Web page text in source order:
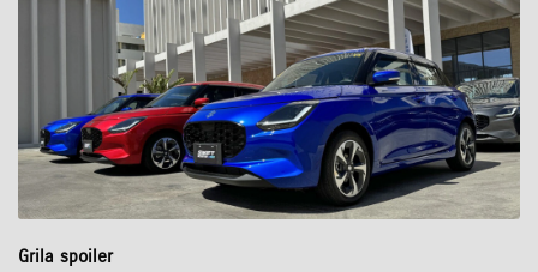
Grila spoiler